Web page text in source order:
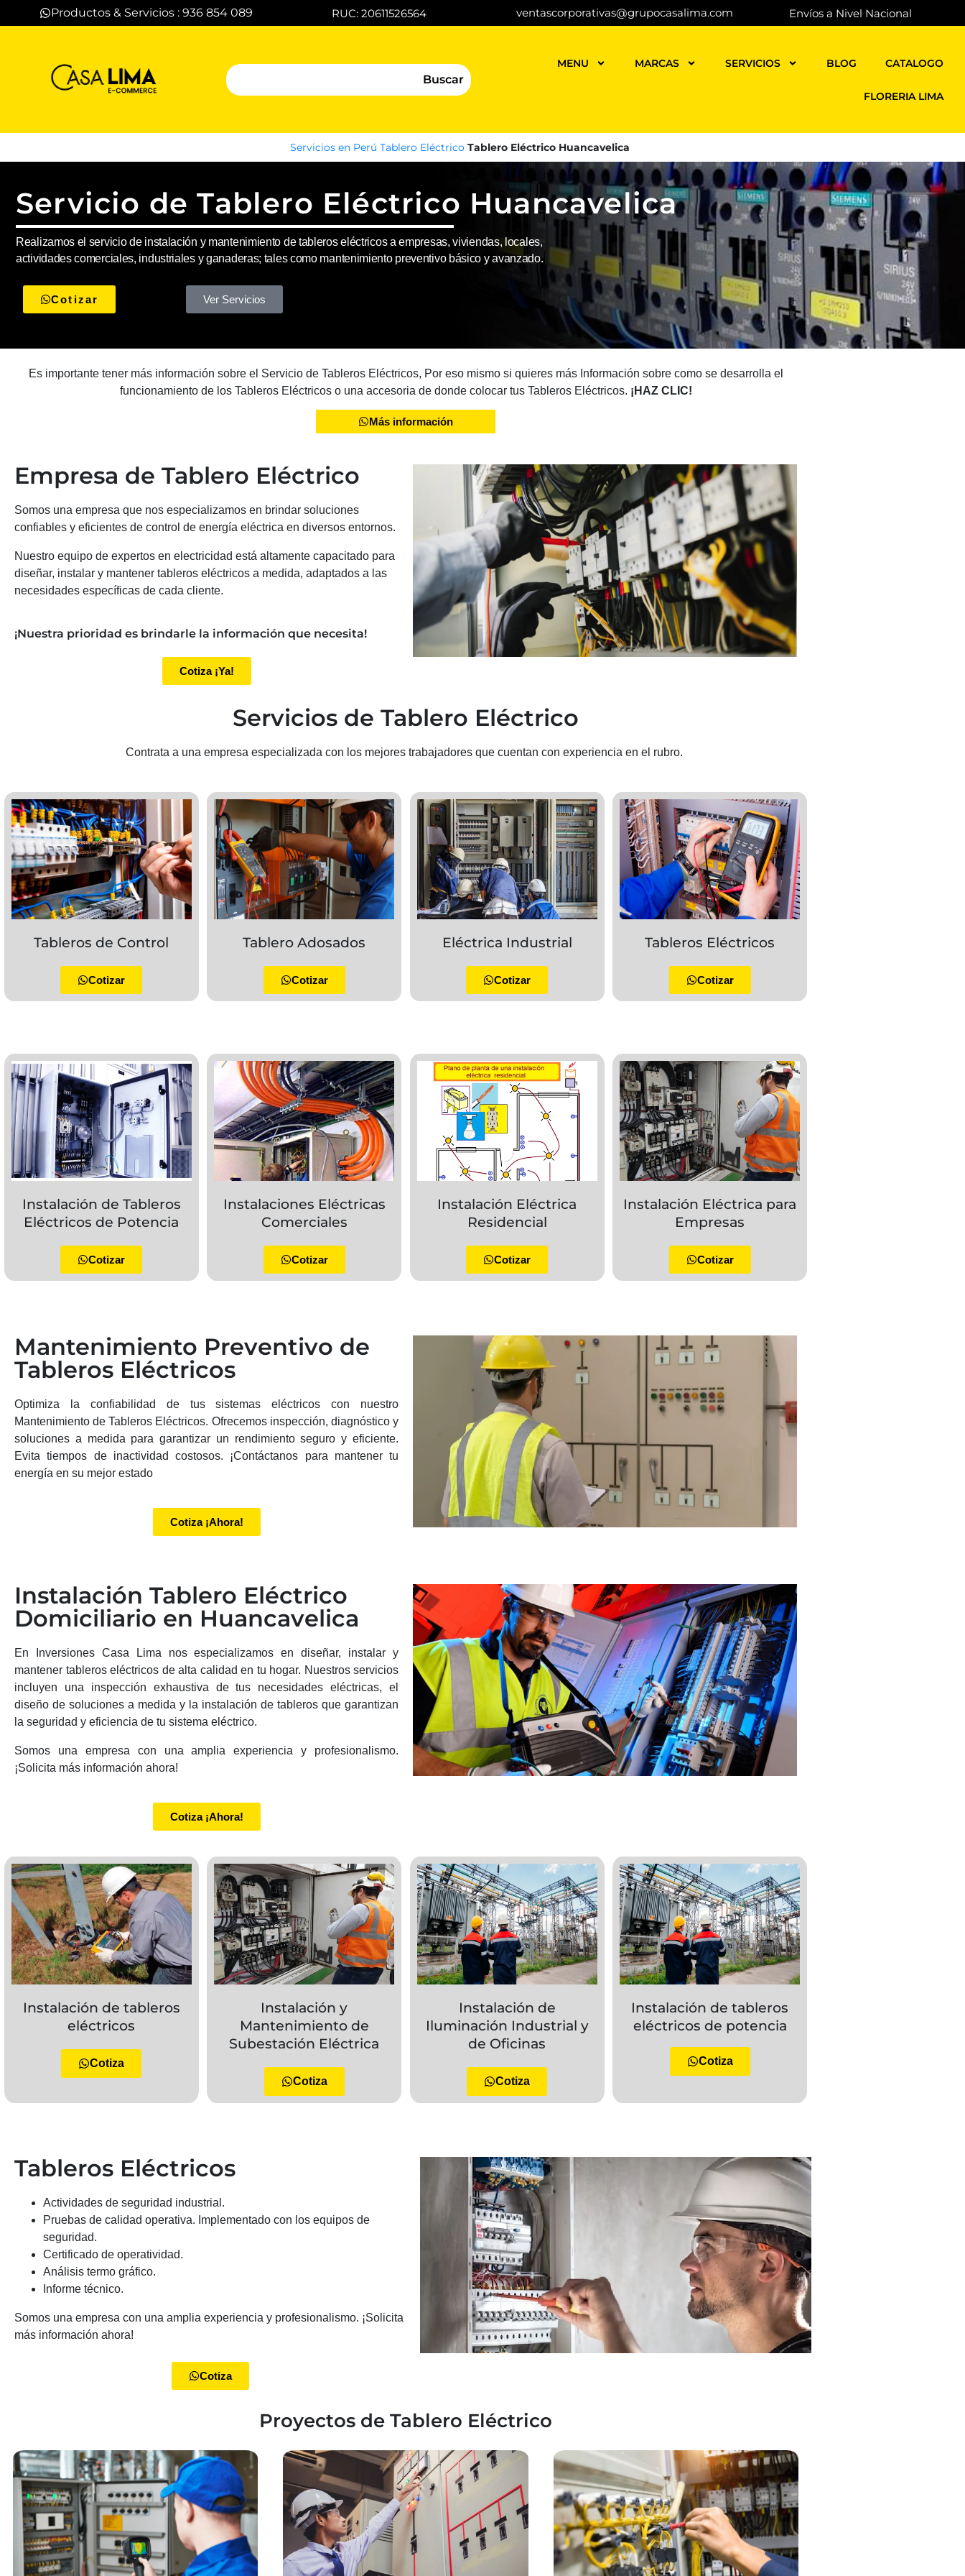
Productos & Servicios : 936 854 089 RUC: 20611526564 ventascorporativas@grupocasalima.com Envíos a Nivel Nacional
Buscar
MENU MARCAS SERVICIOS BLOG CATALOGO
FLORERIA LIMA
Servicios en Perú Tablero Eléctrico Tablero Eléctrico Huancavelica
Servicio de Tablero Eléctrico Huancavelica
Realizamos el servicio de instalación y mantenimiento de tableros eléctricos a empresas, viviendas, locales,
actividades comerciales, industriales y ganaderas; tales como mantenimiento preventivo básico y avanzado.
Cotizar Ver Servicios
Es importante tener más información sobre el Servicio de Tableros Eléctricos, Por eso mismo si quieres más Información sobre como se desarrolla el
funcionamiento de los Tableros Eléctricos o una accesoria de donde colocar tus Tableros Eléctricos. ¡HAZ CLIC!
Más información
Empresa de Tablero Eléctrico
Somos una empresa que nos especializamos en brindar soluciones
confiables y eficientes de control de energía eléctrica en diversos entornos.
Nuestro equipo de expertos en electricidad está altamente capacitado para
diseñar, instalar y mantener tableros eléctricos a medida, adaptados a las
necesidades específicas de cada cliente.
¡Nuestra prioridad es brindarle la información que necesita!
Cotiza ¡Ya!
Servicios de Tablero Eléctrico
Contrata a una empresa especializada con los mejores trabajadores que cuentan con experiencia en el rubro.
Tableros de Control
Cotizar
Tablero Adosados
Cotizar
Eléctrica Industrial
Cotizar
Tableros Eléctricos
Cotizar
Instalación de Tableros
Eléctricos de Potencia
Cotizar
Instalaciones Eléctricas
Comerciales
Cotizar
Instalación Eléctrica
Residencial
Cotizar
Instalación Eléctrica para
Empresas
Cotizar
Mantenimiento Preventivo de
Tableros Eléctricos
Optimiza la confiabilidad de tus sistemas eléctricos con nuestro
Mantenimiento de Tableros Eléctricos. Ofrecemos inspección, diagnóstico y
soluciones a medida para garantizar un rendimiento seguro y eficiente.
Evita tiempos de inactividad costosos. ¡Contáctanos para mantener tu
energía en su mejor estado
Cotiza ¡Ahora!
Instalación Tablero Eléctrico
Domiciliario en Huancavelica
En Inversiones Casa Lima nos especializamos en diseñar, instalar y
mantener tableros eléctricos de alta calidad en tu hogar. Nuestros servicios
incluyen una inspección exhaustiva de tus necesidades eléctricas, el
diseño de soluciones a medida y la instalación de tableros que garantizan
la seguridad y eficiencia de tu sistema eléctrico.
Somos una empresa con una amplia experiencia y profesionalismo.
¡Solicita más información ahora!
Cotiza ¡Ahora!
Instalación de tableros
eléctricos
Cotiza
Instalación y
Mantenimiento de
Subestación Eléctrica
Cotiza
Instalación de
Iluminación Industrial y
de Oficinas
Cotiza
Instalación de tableros
eléctricos de potencia
Cotiza
Tableros Eléctricos
Actividades de seguridad industrial.
Pruebas de calidad operativa. Implementado con los equipos de
seguridad.
Certificado de operatividad.
Análisis termo gráfico.
Informe técnico.
Somos una empresa con una amplia experiencia y profesionalismo. ¡Solicita
más información ahora!
Cotiza
Proyectos de Tablero Eléctrico